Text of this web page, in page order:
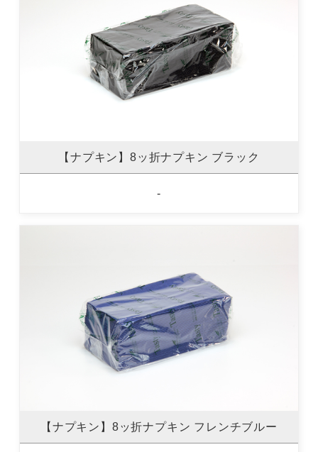
【ナプキン】8ッ折ナプキン ブラック
-
【ナプキン】8ッ折ナプキン フレンチブルー